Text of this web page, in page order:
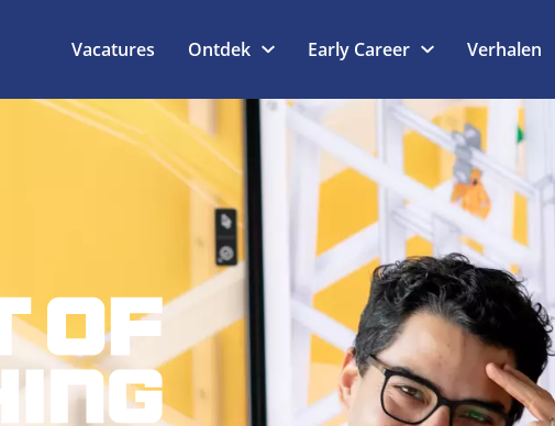
Vacatures Ontdek Early Career Verhalen